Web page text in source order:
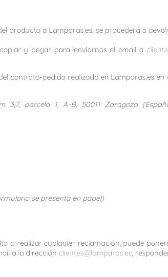
a Lamparas.es, se procederá a
y pegar para enviarnos el email a
contrato-pedido realizado en Lamparas.es en
parcela 1, A-B, 50011 Zaragoza
se presenta en papel)
o realizar cualquier reclamación, puede
a la dirección clientes@lamparas.es,